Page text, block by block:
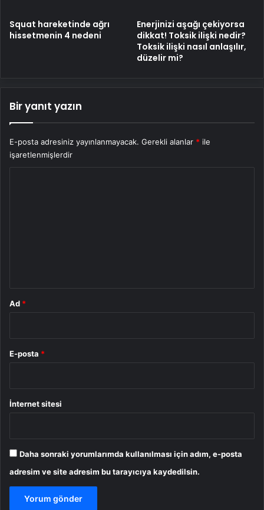
Squat hareketinde ağrı
hissetmenin 4 nedeni
Enerjinizi aşağı çekiyorsa
dikkat! Toksik ilişki nedir?
Toksik ilişki nasıl anlaşılır,
düzelir mi?
Bir yanıt yazın
E-posta adresiniz yayınlanmayacak. Gerekli alanlar * ile
işaretlenmişlerdir
Ad *
E-posta *
İnternet sitesi
Daha sonraki yorumlarımda kullanılması için adım, e-posta
adresim ve site adresim bu tarayıcıya kaydedilsin.